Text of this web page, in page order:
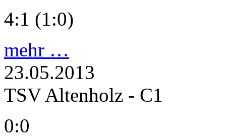
4:1 (1:0)
mehr …
23.05.2013
TSV Altenholz - C1
0:0